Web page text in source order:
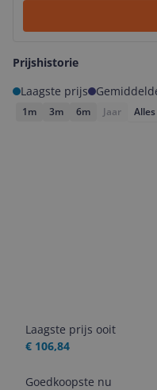
Prijshistorie
Laagste prijs
1m 3m 6m Jaar Alles
Laagste prijs ooit
€ 106,84
Goedkoopste nu